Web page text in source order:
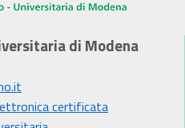
di Modena
certificata